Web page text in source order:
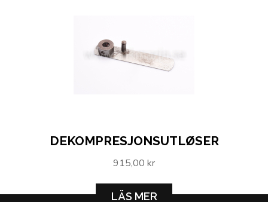
DEKOMPRESJONSUTLØSER
915,00 kr
LÄS MER